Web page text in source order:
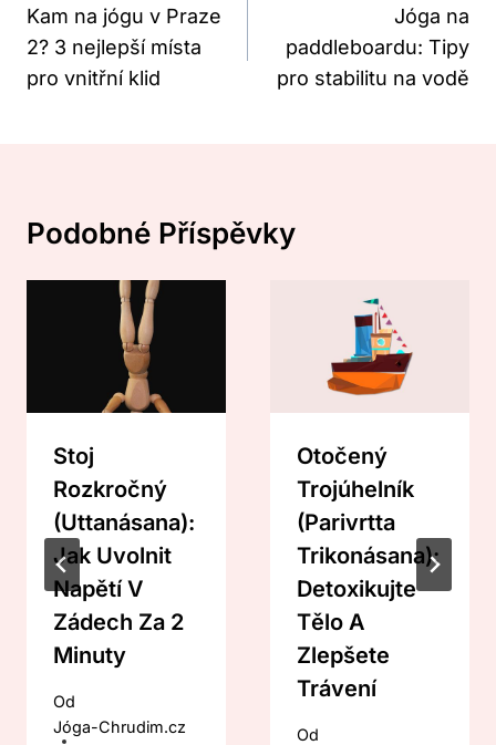
Pro
Příspěvek
Kam na jógu v Praze
2? 3 nejlepší místa
pro vnitřní klid
Jóga na
paddleboardu: Tipy
pro stabilitu na vodě
Podobné Příspěvky
Stoj
Rozkročný
(Uttanásana):
Jak Uvolnit
Napětí V
Zádech Za 2
Minuty
Od
Jóga-Chrudim.cz
Otočený
Trojúhelník
(Parivrtta
Trikonásana):
Detoxikujte
Tělo A
Zlepšete
Trávení
Od